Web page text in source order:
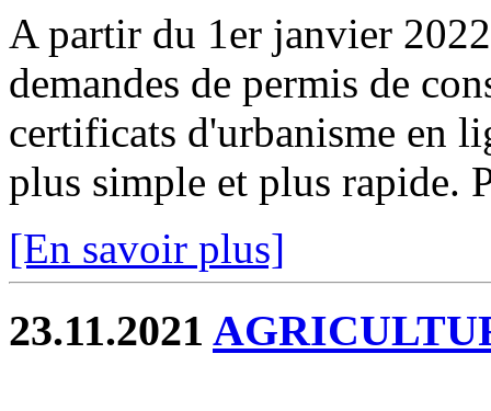
A partir du 1er janvier
demandes de permis de
certificats d'urbanisme en
plus simple et plus rapide.
[En savoir plus]
23.11.2021